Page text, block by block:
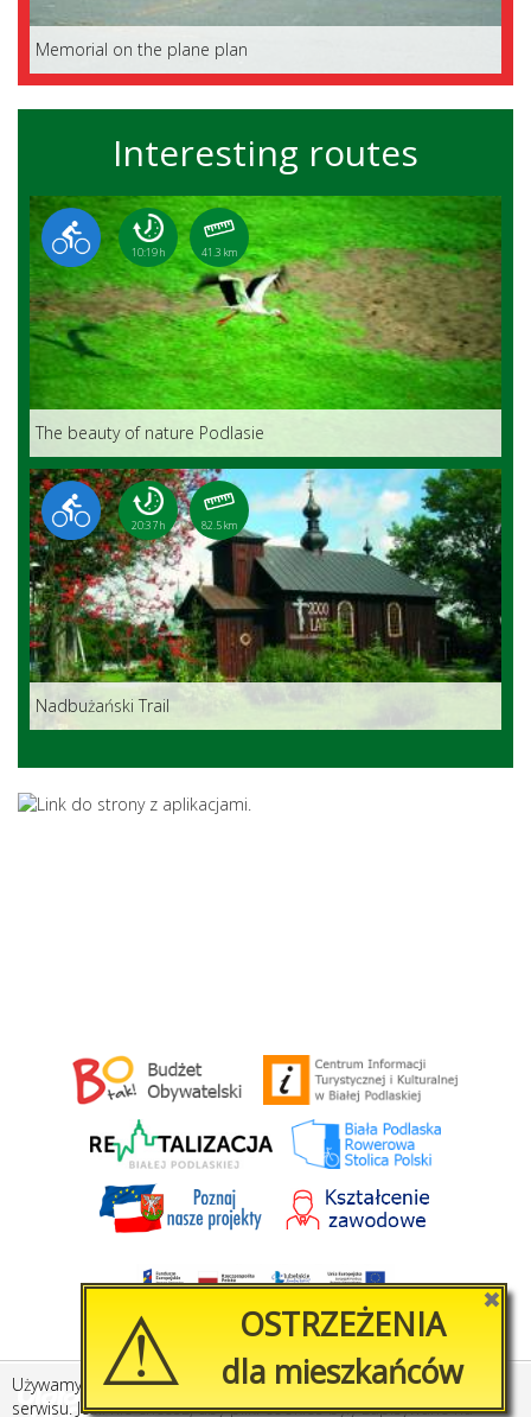
Memorial on the plane plan
Interesting routes
10:19 h 41.3 km
The beauty of nature Podlasie
20:37 h 82.5 km
Nadbużański Trail
Created byAmistad.pl
Używamy plików cookies, by ułatwić korzystanie z naszego
serwisu. Jeśli nie chcesz, aby pliki cookies były zapisywane na
✖
⚠
OSTRZEŻENIA
dla mieszkańców